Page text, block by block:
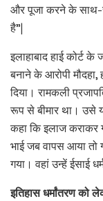
और पूजा करने के साथ-
है”|
इलाहाबाद हाई कोर्ट
बनाने के आरोपी
दिया। रामकली
रूप से बीमार था। उसे
कहा कि इलाज कराकर
भाई जब वापस आया
गया। वहां उन्हें ईसाई
इतिहास धर्मांतरण को